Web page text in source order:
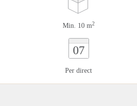
Min. 10 m2
07
Per direct